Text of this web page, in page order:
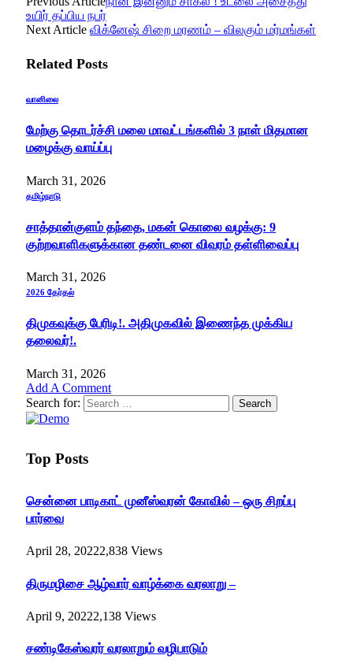
உயிர் தப்பிய நபர்
Next Article விக்னேஷ் சிறை மரணம் – விலகும் மர்மங்கள்
Related Posts
வானிலை
மேற்கு தொடர்ச்சி மலை மாவட்டங்களில் 3 நாள் மிதமான
மழைக்கு வாய்ப்பு
March 31, 2026
தமிழ்நாடு
சாத்தான்குளம் தந்தை, மகன் கொலை வழக்கு: 9
குற்றவாளிகளுக்கான தண்டனை விவரம் தள்ளிவைப்பு
March 31, 2026
2026 தேர்தல்
திமுகவுக்கு பேரிடி!. அதிமுகவில் இணைந்த முக்கிய
தலைவர்!.
March 31, 2026
Add A Comment
Search for:
Top Posts
சென்னை பாடிகாட் முனீஸ்வரன் கோவில் – ஒரு சிறப்பு
பார்வை
April 28, 20222,838 Views
திருமழிசை ஆழ்வார் வாழ்க்கை வரலாறு –
April 9, 20222,138 Views
சண்டிகேஸ்வரர் வரலாறும் வழிபாடும்